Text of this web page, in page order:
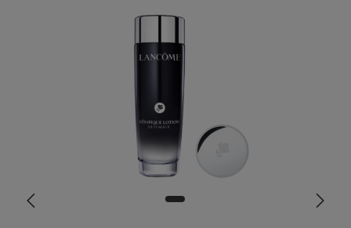
Bildergalerie überspringen